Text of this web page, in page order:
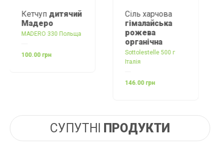
Кетчуп дитячий
Мадеро
MADERO 330 Польща
100.00 грн
Сіль харчова
гімалайська
рожева
органічна
Sottolestelle 500 г
Італія
146.00 грн
СУПУТНІ ПРОДУКТИ